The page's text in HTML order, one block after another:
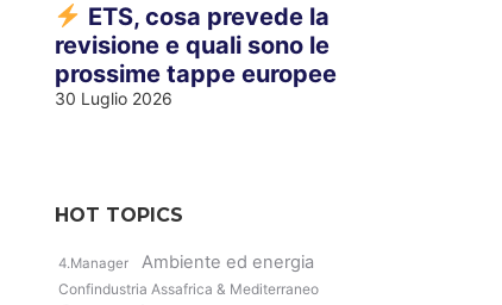
ETS, cosa prevede la
revisione e quali sono le
prossime tappe europee
30 Luglio 2026
HOT TOPICS
4.Manager Ambiente ed energia
Confindustria Assafrica & Mediterraneo